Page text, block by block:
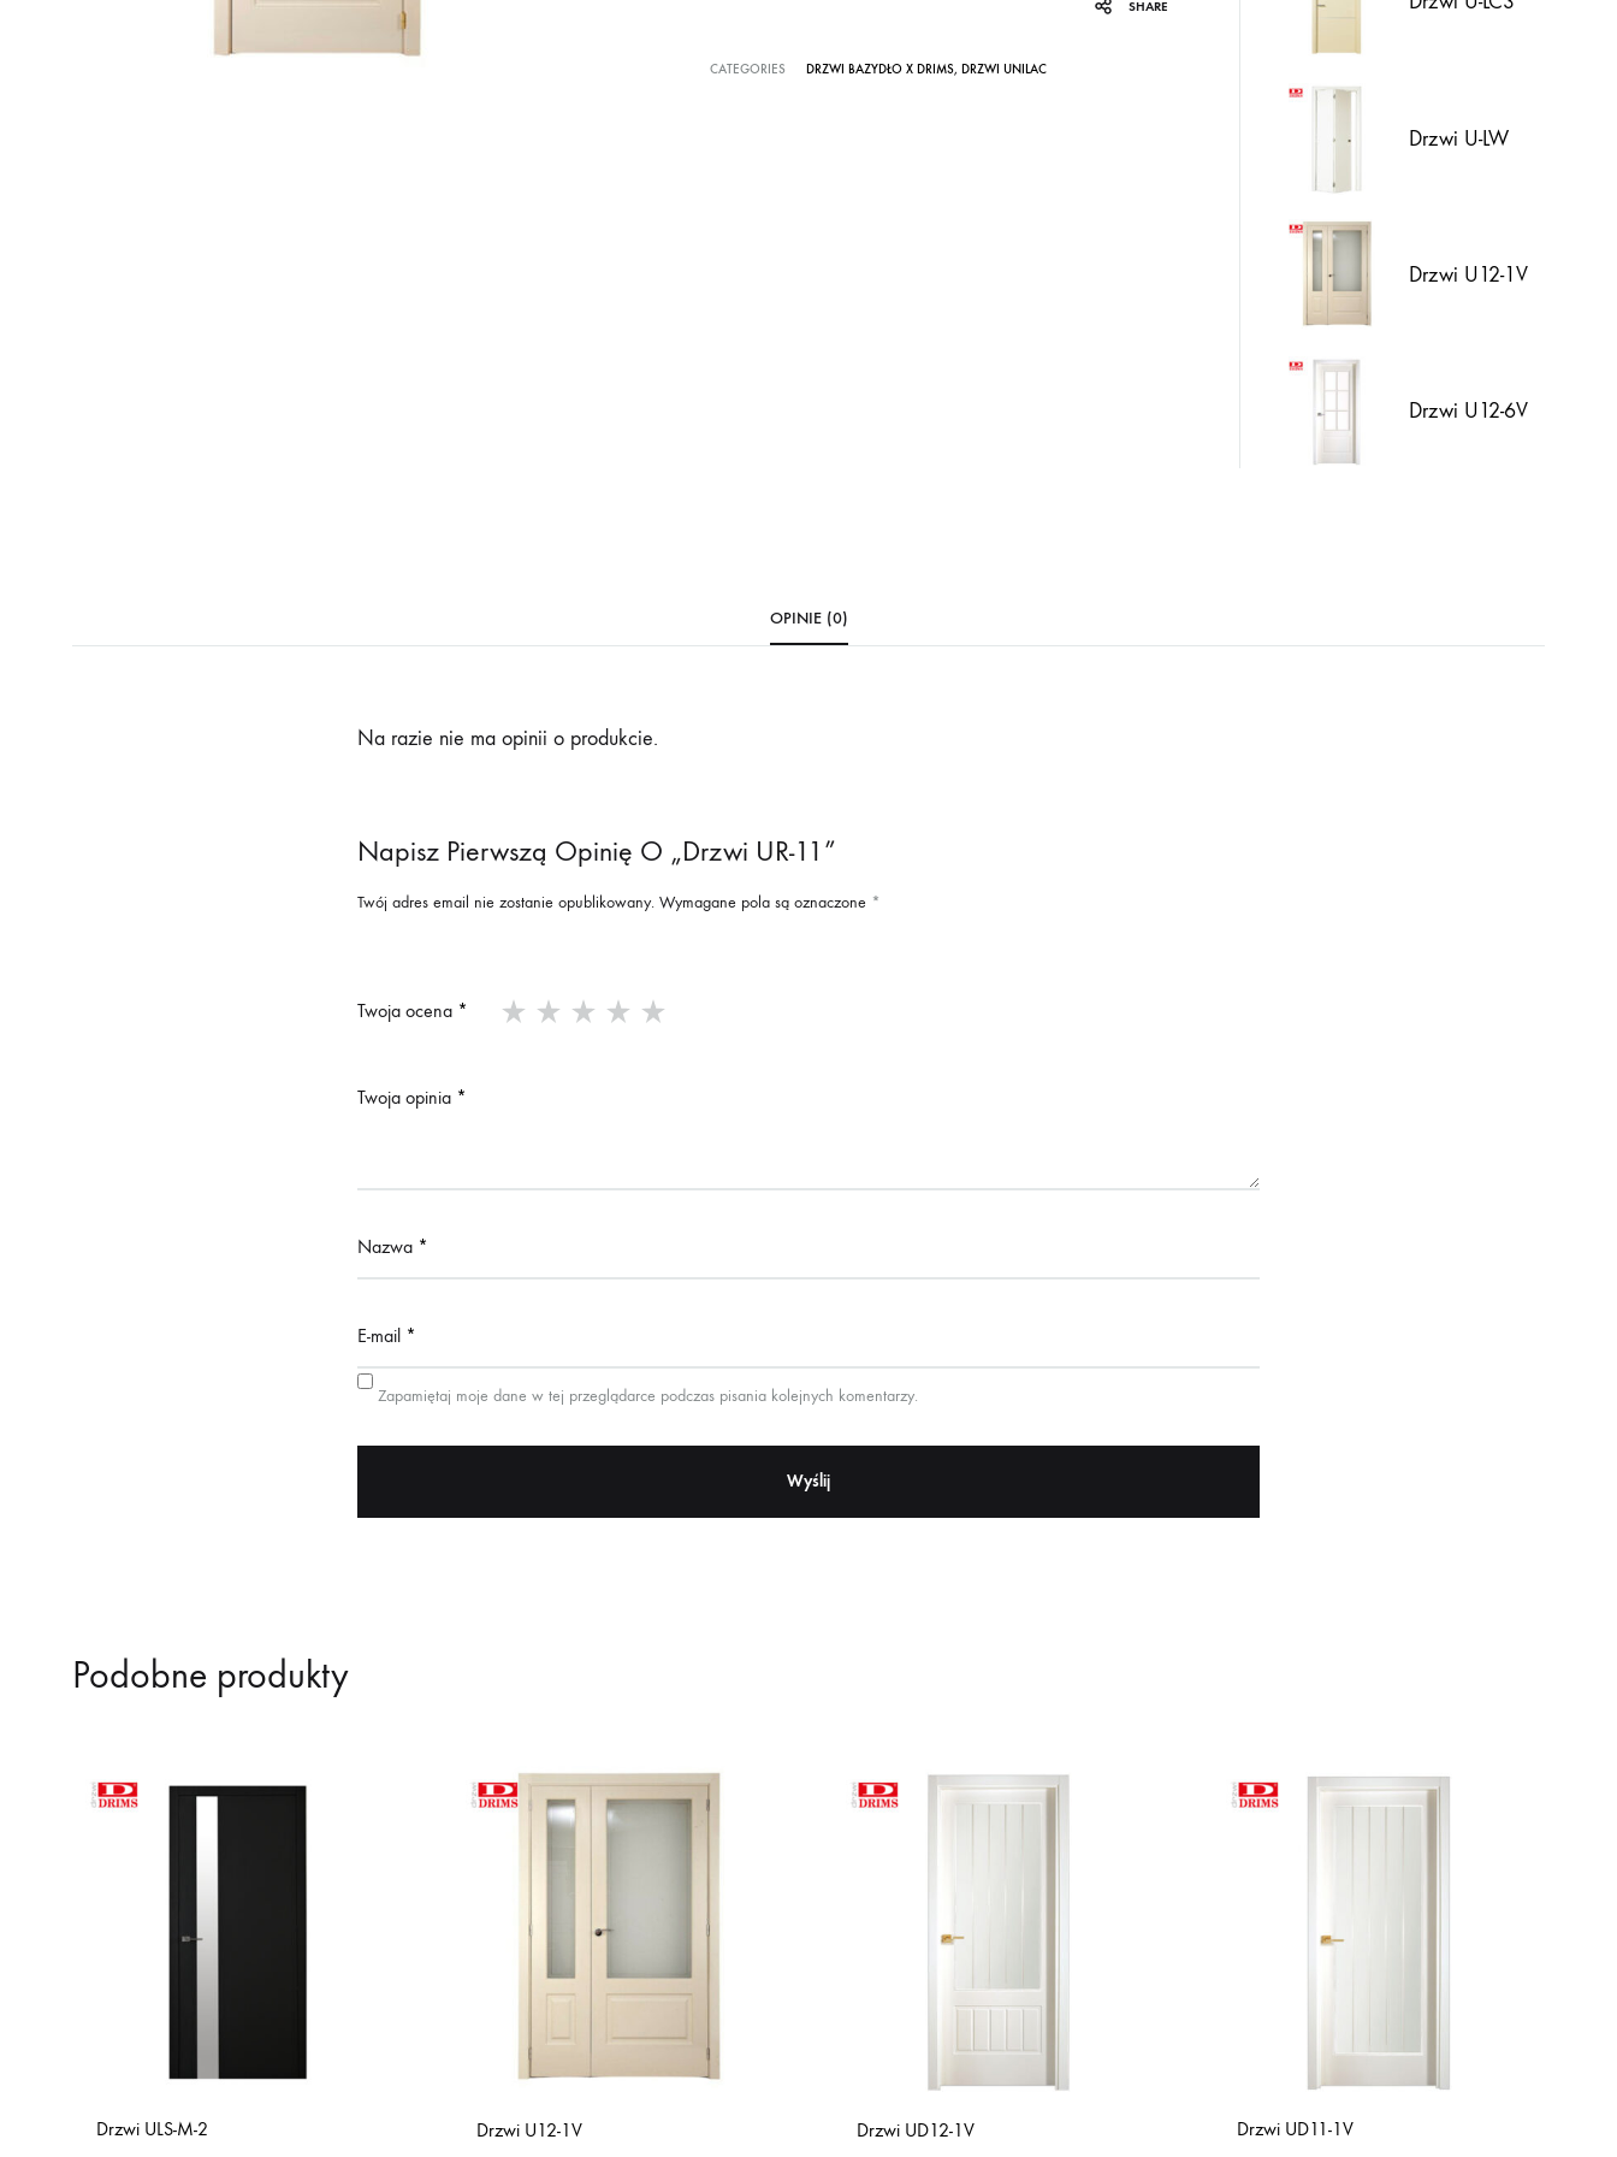
SHARE
CATEGORIES DRZWI BAZYDŁO X DRIMS, DRZWI UNILAC
Drzwi U-LW
Drzwi U12-1V
Drzwi U12-6V
OPINIE (0)
Na razie nie ma opinii o produkcie.
Napisz Pierwszą Opinię O „Drzwi UR-11”
Twój adres email nie zostanie opublikowany. Wymagane pola są oznaczone *
Twoja ocena *
Twoja opinia *
Nazwa *
E-mail *
Zapamiętaj moje dane w tej przeglądarce podczas pisania kolejnych komentarzy.
Podobne produkty
Drzwi ULS-M-2 Drzwi U12-1V Drzwi UD12-1V Drzwi UD11-1V